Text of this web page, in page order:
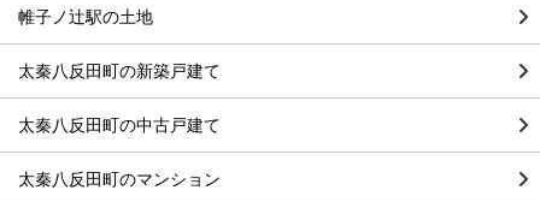
帷子ノ辻駅の土地
太秦八反田町の新築戸建て
太秦八反田町の中古戸建て
太秦八反田町のマンション